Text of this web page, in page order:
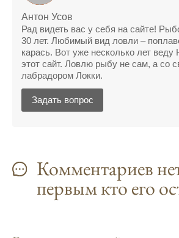
неделю обещает хорошие
Благодаря лунному
клева, мой улов растет с
С приложением для Android,
узнать точный прогноз клева
полезной информации о
влияющих на клев рыбы.
Антон Усов
Рад видеть вас у себя на сайте!
30 лет. Любимый вид ловли –
карась. Вот уже несколько лет
этот сайт. Ловлю рыбу не сам, а со
лабрадором Локки.
Задать вопрос
Комментариев
первым кто его